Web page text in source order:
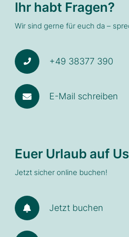
Ihr habt Fragen?
Wir sind gerne für euch da –
+49 38377 390
E-Mail schreiben
Euer Urlaub auf
Jetzt sicher online buchen!
Jetzt buchen